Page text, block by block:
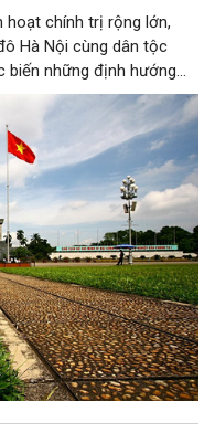
chính trị rộng lớn,
Hà Nội cùng dân tộc
biến những định hướng
TW của Bộ Chính trị
của mỗi người dân.